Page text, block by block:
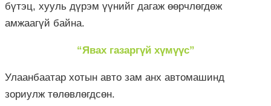
бүтэц, хууль дүрэм үүнийг дагаж өөрчлөгдөж
амжаагүй байна.
“Явах газаргүй хүмүүс”
Улаанбаатар хотын авто зам анх автомашинд
зориулж төлөвлөгдсөн.